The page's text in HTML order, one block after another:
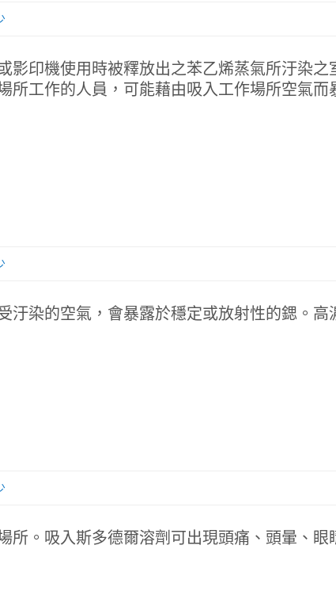
影印機使用時被釋放出之苯乙烯蒸氣所汙染
所工作的人員，可能藉由吸入工作場所空氣
汙染的空氣，會暴露於穩定或放射性的鍶。
所。吸入斯多德爾溶劑可出現頭痛、頭暈、眼